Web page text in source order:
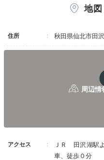
地
住所 秋田県仙北市田
アクセス
ＪＲ 田沢湖駅
車、徒歩０分